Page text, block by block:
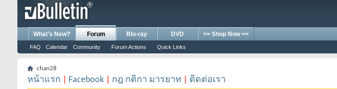
What's New? Forum
FAQ Calendar Community Forum Actions Quick Links
Blu-ray DVD >> Shop Now <<
chan28
หน้าแรก Facebook กฎ กติกา มารยาท ติดต่อเรา